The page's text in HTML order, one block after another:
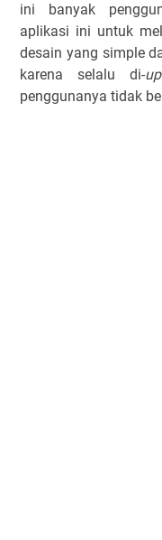
ini banyak
aplikasi ini untuk
desain yang simple
karena selalu di-
penggunanya tidak